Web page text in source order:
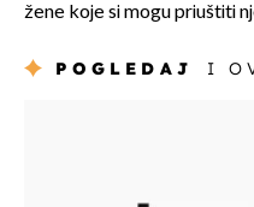
žene koje si mogu priuštiti
POGLEDAJ I